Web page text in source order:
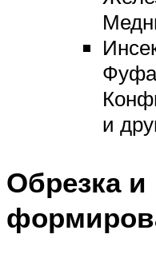
и
Обрезка и